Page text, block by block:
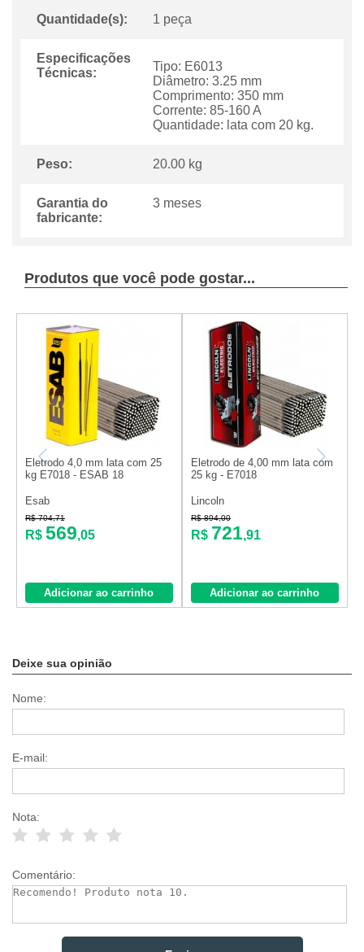
Quantidade(s): 1 peça
Especificações
Técnicas:
Tipo: E6013
Diâmetro: 3.25 mm
Comprimento: 350 mm
Corrente: 85-160 A
Quantidade: lata com 20 kg.
Peso: 20.00 kg
Garantia do
fabricante:
3 meses
Produtos que você pode gostar...
Eletrodo 4,0 mm lata com 25
kg E7018 - ESAB 18
Esab
R$ 704,71
R$ 569,05
Adicionar ao carrinho
Eletrodo de 4,00 mm lata com
25 kg - E7018
Lincoln
R$ 894,00
R$ 721,91
Adicionar ao carrinho
Deixe sua opinião
Nome:
E-mail:
Nota:
Comentário: